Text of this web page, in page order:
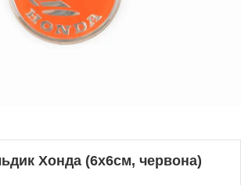
Хонда (6х6см, червона)